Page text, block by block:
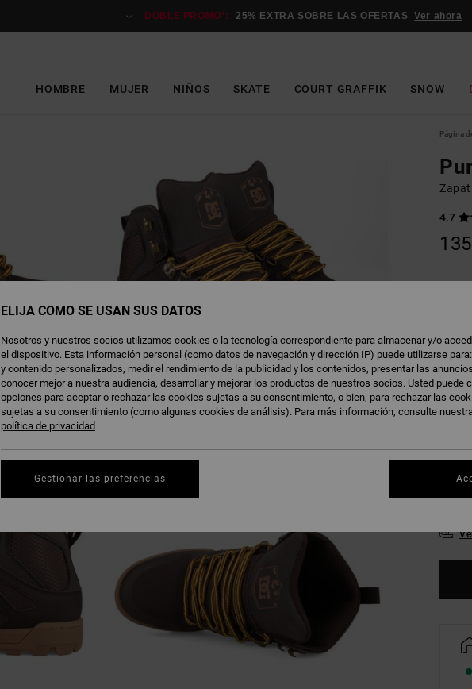
DOBLE PROMO*: 25% EXTRA SOBRE LAS OFERTAS Ver ahora
HOMBRE MUJER NIÑOS SKATE COURT GRAFFIK SNOW
Página
4.7
38
ELIJA CÓMO SE USAN SUS DATOS
Nosotros y nuestros socios utilizamos cookies o la tecnología correspondiente para almacenar y/o
el dispositivo. Esta información personal (como datos de navegación y dirección IP) puede utilizarse
y contenido personalizados, medir el rendimiento de la publicidad y los contenidos, presentar las
conocer mejor a nuestra audiencia, desarrollar y mejorar los productos de nuestros socios. Usted puede
opciones para aceptar o rechazar las cookies sujetas a su consentimiento, o bien, para rechazar las
sujetas a su consentimiento (como algunas cookies de análisis). Para más información, consulte
política de privacidad
Gestionar las preferencias